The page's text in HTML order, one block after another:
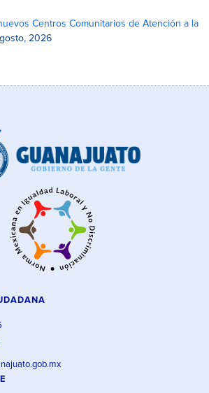
Centros Comunitarios de Atención a la
2026